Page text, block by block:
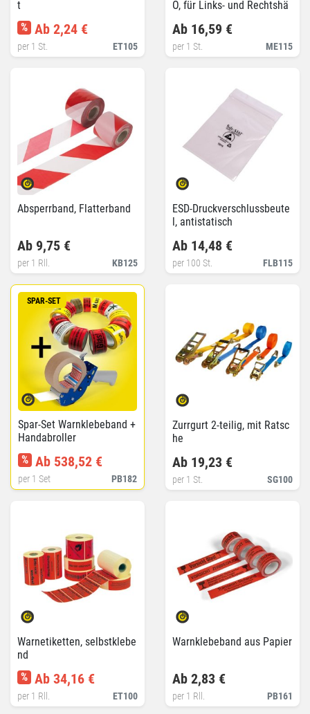
t
ET105
% Ab 2,24 €
per 1 St.
O, für Links- und Rechtshä
ME115
Ab 16,59 €
per 1 St.
Absperrband, Flatterband
KB125
Ab 9,75 €
per 1 Rll.
ESD-Druckverschlussbeute
l, antistatisch
FLB115
Ab 14,48 €
per 100 St.
SPAR-SET
Spar-Set Warnklebeband +
Handabroller
PB182
% Ab 538,52 €
per 1 Set
Zurrgurt 2-teilig, mit Ratsc
he
SG100
Ab 19,23 €
per 1 St.
Warnetiketten, selbstklebe
nd
ET100
% Ab 34,16 €
per 1 Rll.
Warnklebeband aus Papier
PB161
Ab 2,83 €
per 1 Rll.